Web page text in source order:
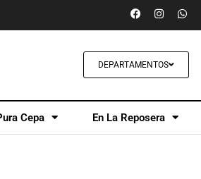
DEPARTAMENTOS
Cepa En La Reposera